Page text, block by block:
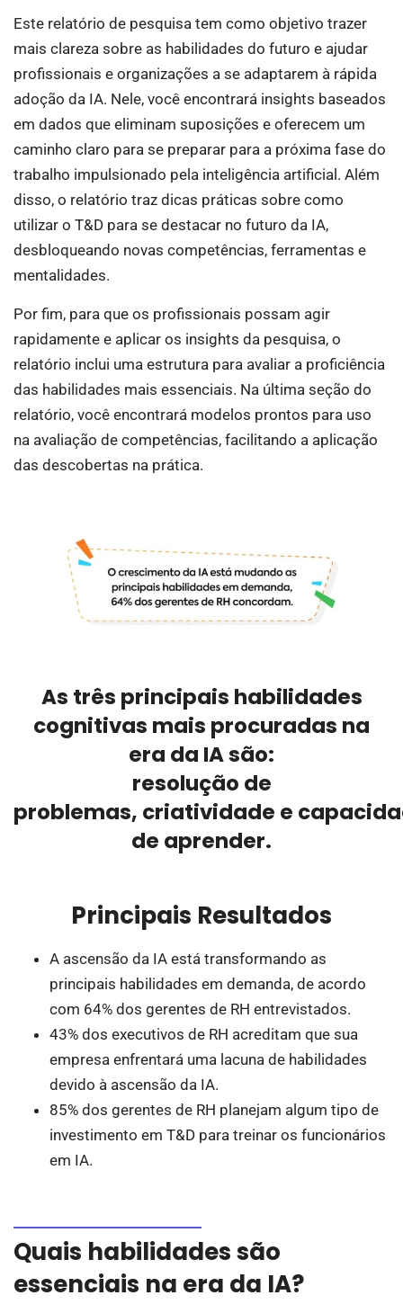
Este relatório de pesquisa tem como objetivo trazer
mais clareza sobre as habilidades do futuro e ajudar
profissionais e organizações a se adaptarem à rápida
adoção da IA. Nele, você encontrará insights baseados
em dados que eliminam suposições e oferecem um
caminho claro para se preparar para a próxima fase do
trabalho impulsionado pela inteligência artificial. Além
disso, o relatório traz dicas práticas sobre como
utilizar o T&D para se destacar no futuro da IA,
desbloqueando novas competências, ferramentas e
mentalidades.
Por fim, para que os profissionais possam agir
rapidamente e aplicar os insights da pesquisa, o
relatório inclui uma estrutura para avaliar a proficiência
das habilidades mais essenciais. Na última seção do
relatório, você encontrará modelos prontos para uso
na avaliação de competências, facilitando a aplicação
das descobertas na prática.
As três principais habilidades
cognitivas mais procuradas na
era da IA ​​são:
resolução de
problemas, criatividade e
de aprender.
Principais Resultados
A ascensão da IA está transformando as
principais habilidades em demanda, de acordo
com 64% dos gerentes de RH entrevistados.
43% dos executivos de RH acreditam que sua
empresa enfrentará uma lacuna de habilidades
devido à ascensão da IA.
85% dos gerentes de RH planejam algum tipo de
investimento em T&D para treinar os funcionários
em IA.
Quais habilidades são
essenciais na era da IA?